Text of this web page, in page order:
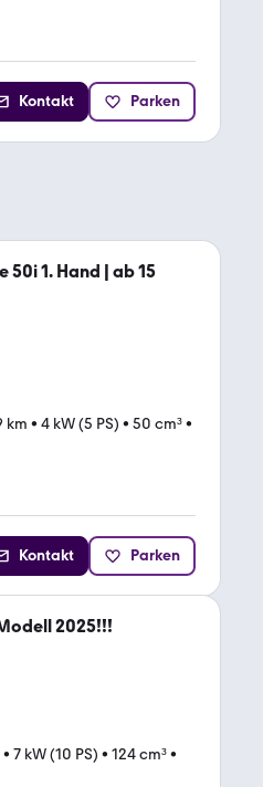
Kontakt Parken
50i 1. Hand | ab 15
km • 4 kW (5 PS) • 50 cm³•
Kontakt Parken
2025!!!
• 7 kW (10 PS) • 124 cm³•